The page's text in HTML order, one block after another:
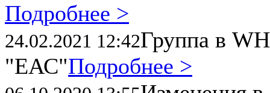
Подробнее >
24.02.2021 12:42Группа в
"ЕАС"Подробнее >